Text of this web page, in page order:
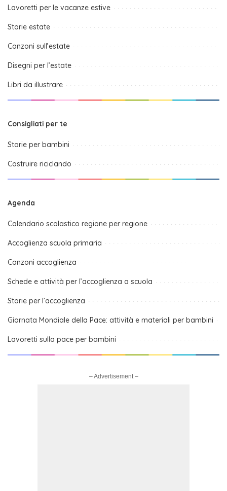
Lavoretti per le vacanze estive
Storie estate
Canzoni sull’estate
Disegni per l’estate
Libri da illustrare
Consigliati per te
Storie per bambini
Costruire riciclando
Agenda
Calendario scolastico regione per regione
Accoglienza scuola primaria
Canzoni accoglienza
Schede e attività per l’accoglienza a scuola
Storie per l’accoglienza
Giornata Mondiale della Pace: attività e materiali per bambini
Lavoretti sulla pace per bambini
– Advertisement –